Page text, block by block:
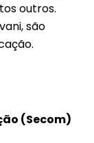
outros.
são
(Secom)